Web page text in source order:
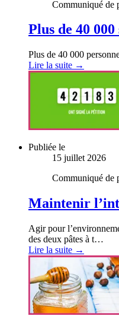
Communiqué de
Plus de 40
Plus de 40 000
Lire la suite →
Publiée le
15 juillet 2026
Communiqué de
Maintenir
Agir pour
des deux pâtes à t…
Lire la suite →